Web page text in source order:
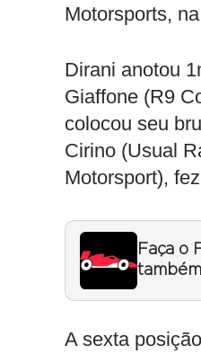
Motorsports,
Dirani anotou
Giaffone (R9
colocou seu
Cirino (Usual
Motorsport),
Faça o
A sexta